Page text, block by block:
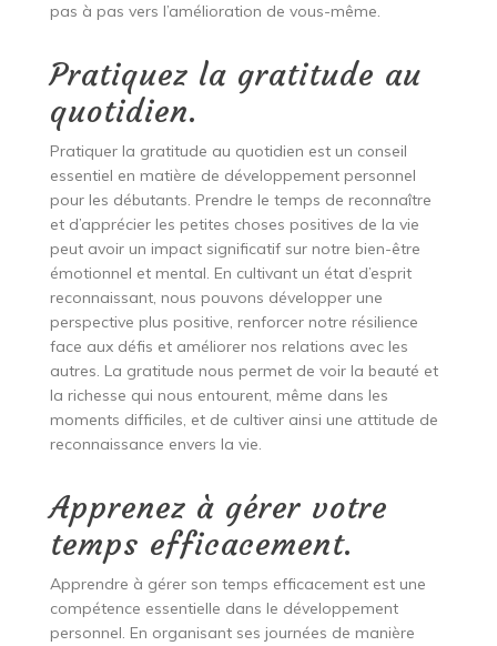
pas à pas vers l’amélioration de vous-même.
Pratiquez la gratitude au
quotidien.
Pratiquer la gratitude au quotidien est un conseil
essentiel en matière de développement personnel
pour les débutants. Prendre le temps de reconnaître
et d’apprécier les petites choses positives de la vie
peut avoir un impact significatif sur notre bien-être
émotionnel et mental. En cultivant un état d’esprit
reconnaissant, nous pouvons développer une
perspective plus positive, renforcer notre résilience
face aux défis et améliorer nos relations avec les
autres. La gratitude nous permet de voir la beauté et
la richesse qui nous entourent, même dans les
moments difficiles, et de cultiver ainsi une attitude de
reconnaissance envers la vie.
Apprenez à gérer votre
temps efficacement.
Apprendre à gérer son temps efficacement est une
compétence essentielle dans le développement
personnel. En organisant ses journées de manière